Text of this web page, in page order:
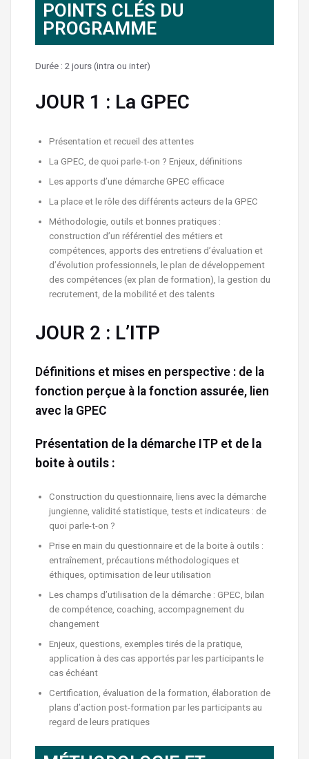
POINTS CLÉS DU
PROGRAMME
Durée : 2 jours (intra ou inter)
JOUR 1 : La GPEC
Présentation et recueil des attentes
La GPEC, de quoi parle-t-on ? Enjeux, définitions
Les apports d’une démarche GPEC efficace
La place et le rôle des différents acteurs de la GPEC
Méthodologie, outils et bonnes pratiques :
construction d’un référentiel des métiers et
compétences, apports des entretiens d’évaluation et
d’évolution professionnels, le plan de développement
des compétences (ex plan de formation), la gestion du
recrutement, de la mobilité et des talents
JOUR 2 : L’ITP
Définitions et mises en perspective : de la
fonction perçue à la fonction assurée, lien
avec la GPEC
Présentation de la démarche ITP et de la
boite à outils :
Construction du questionnaire, liens avec la démarche
jungienne, validité statistique, tests et indicateurs : de
quoi parle-t-on ?
Prise en main du questionnaire et de la boite à outils :
entraînement, précautions méthodologiques et
éthiques, optimisation de leur utilisation
Les champs d’utilisation de la démarche : GPEC, bilan
de compétence, coaching, accompagnement du
changement
Enjeux, questions, exemples tirés de la pratique,
application à des cas apportés par les participants le
cas échéant
Certification, évaluation de la formation, élaboration de
plans d’action post-formation par les participants au
regard de leurs pratiques